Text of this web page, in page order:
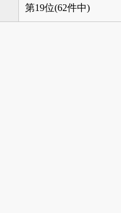
第19位(62件中)